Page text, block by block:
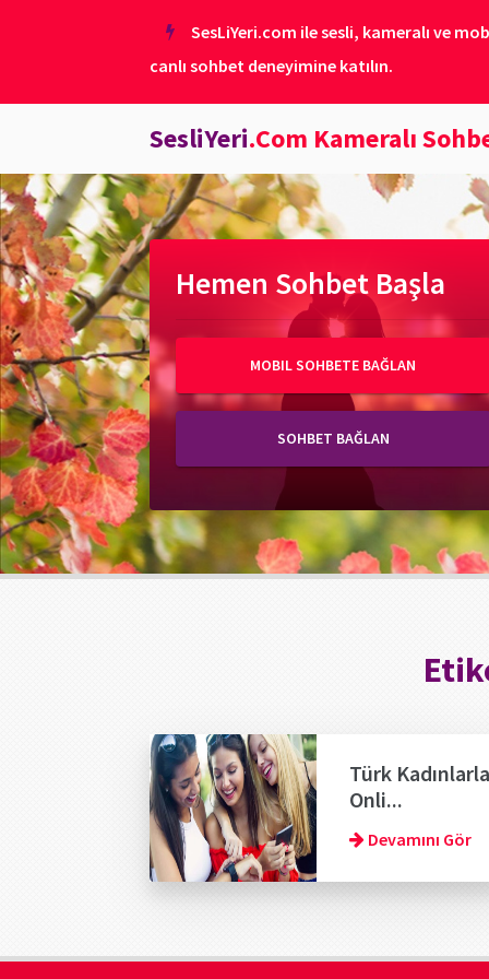
SesLiYeri.com ile sesli, kameralı ve
canlı sohbet deneyimine katılın.
SesliYeri.Com Kameralı
Hemen Sohbet Başla
MOBIL SOHBETE BAĞLAN
SOHBET BAĞLAN
Türk Kadınlarla
Onli...
Devamını Gör